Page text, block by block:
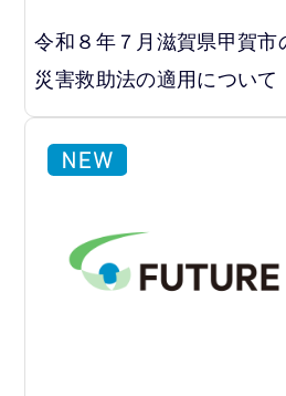
令和８年７月滋賀県甲賀市
災害救助法の適用について